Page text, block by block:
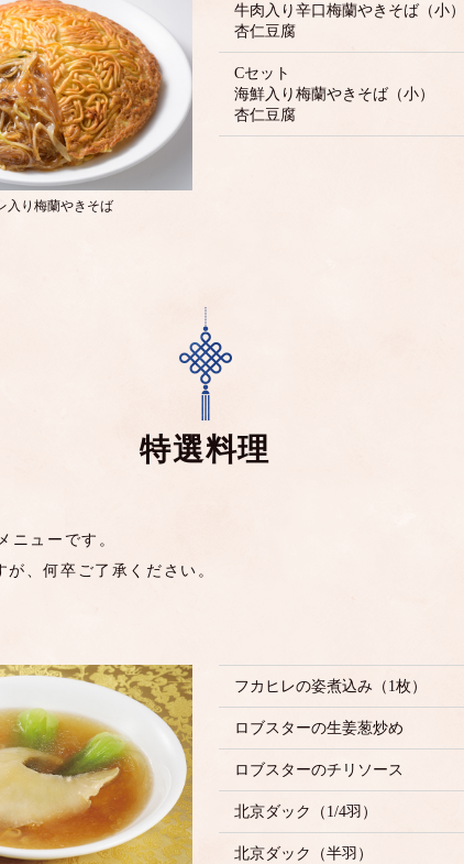
入り梅蘭やきそば
牛肉入り辛口梅蘭やきそば（小）
杏仁豆腐
Cセット
海鮮入り梅蘭やきそば（小）
杏仁豆腐
特選料理
ニューです。
、何卒ご了承ください。
フカヒレの姿煮込み（1枚）
ロブスターの生姜葱炒め
ロブスターのチリソース
北京ダック（1/4羽）
北京ダック（半羽）